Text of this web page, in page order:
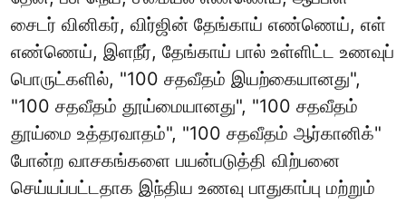
சைடர் வினிகர், விர்ஜின் தேங்காய் எண்ணெய், எள்
எண்ணெய், இளநீர், தேங்காய் பால் உள்ளிட்ட உணவுப்
பொருட்களில், "100 சதவீதம் இயற்கையானது",
"100 சதவீதம் தூய்மையானது", "100 சதவீதம்
தூய்மை உத்தரவாதம்", "100 சதவீதம் ஆர்கானிக்"
போன்ற வாசகங்களை பயன்படுத்தி விற்பனை
செய்யப்பட்டதாக இந்திய உணவு பாதுகாப்பு மற்றும்